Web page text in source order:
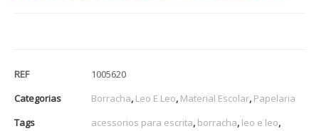
REF
1005620
Categorias
Borracha, Leo E Leo, Material Escolar, Papelaria
Tags
acessorios para escrita, borracha, leo e leo,